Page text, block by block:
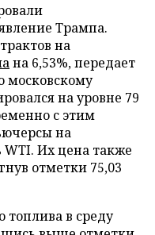
Трампа.
на
на 6,53%, передает
московскому
на уровне 79
с этим
на
Их цена также
отметки 75,03
топлива в среду